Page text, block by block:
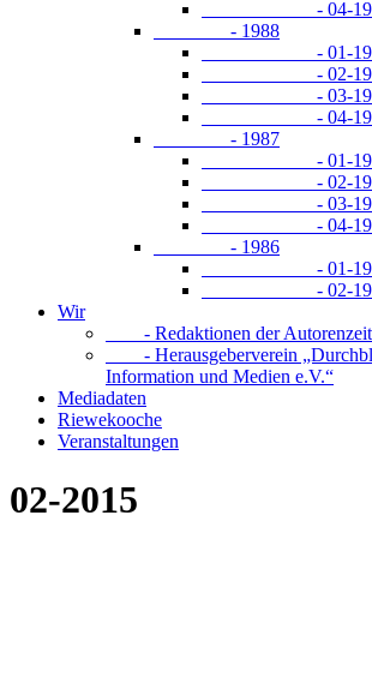
- 04-
- 1988
- 01-
- 02-
- 03-
- 04-
- 1987
- 01-
- 02-
- 03-
- 04-
- 1986
- 01-
- 02-
Wir
- Redaktionen der
- Herausgeberverein
Information und Medien e.V.“
Mediadaten
Riewekooche
Veranstaltungen
02-2015